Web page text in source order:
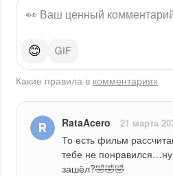
😊
Какие правила в комментариях
RataAcero 21 марта
То есть фильм
тебе не
зашёл?🤣🤣🤣